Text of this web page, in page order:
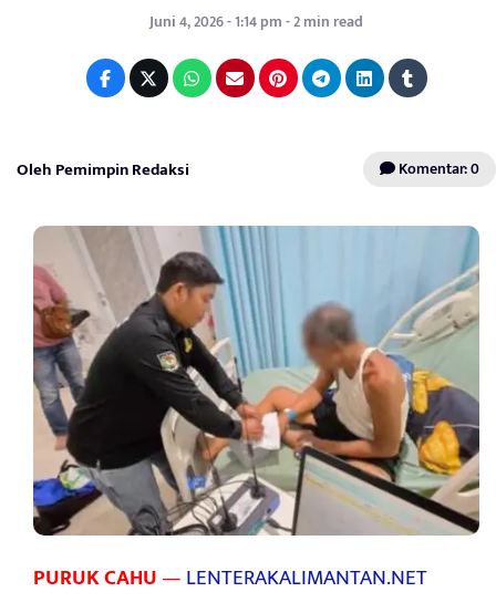
Juni 4, 2026 - 1:14 pm - 2 min read
Oleh Pemimpin Redaksi Komentar: 0
PURUK CAHU—LENTERAKALIMANTAN.NET